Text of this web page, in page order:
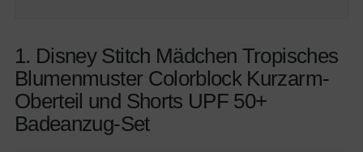
1. Disney Stitch Mädchen Tropisches
Blumenmuster Colorblock Kurzarm-
Oberteil und Shorts UPF 50+
Badeanzug-Set